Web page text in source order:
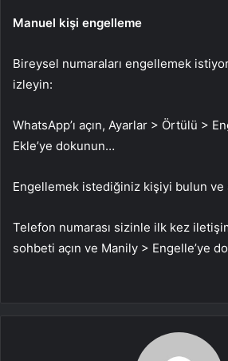
Manuel kişi engelleme
Bireysel numaraları engellemek
izleyin:
WhatsApp’ı açın, Ayarlar > Örtülü >
Ekle’ye dokunun…
Engellemek istediğiniz kişiyi bulun ve
Telefon numarası sizinle ilk kez
sohbeti açın ve Manily > Engelle’ye